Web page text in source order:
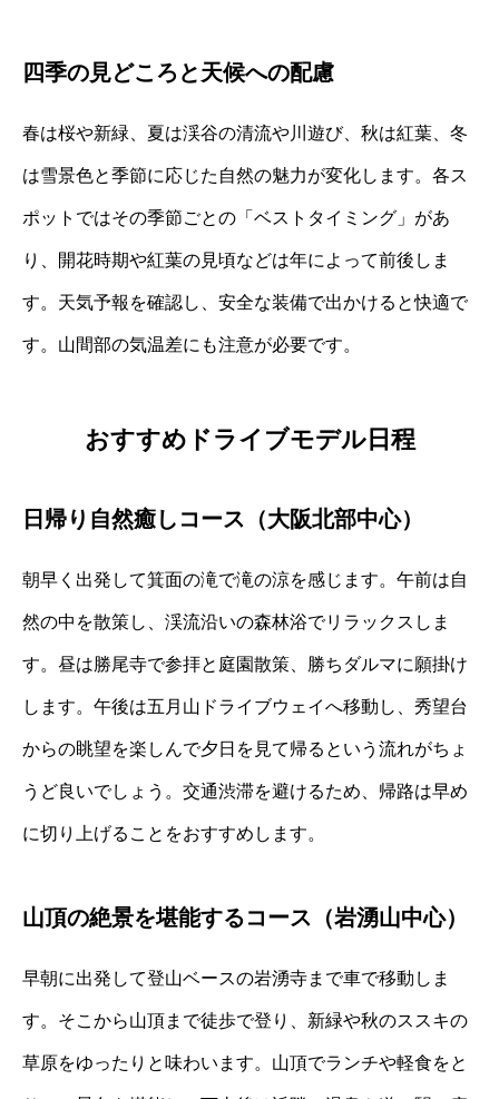
四季の見どころと天候への配慮
春は桜や新緑、夏は渓谷の清流や川遊び、秋は紅葉、冬
は雪景色と季節に応じた自然の魅力が変化します。各ス
ポットではその季節ごとの「ベストタイミング」があ
り、開花時期や紅葉の見頃などは年によって前後しま
す。天気予報を確認し、安全な装備で出かけると快適で
す。山間部の気温差にも注意が必要です。
おすすめドライブモデル日程
日帰り自然癒しコース（大阪北部中心）
朝早く出発して箕面の滝で滝の涼を感じます。午前は自
然の中を散策し、渓流沿いの森林浴でリラックスしま
す。昼は勝尾寺で参拝と庭園散策、勝ちダルマに願掛け
します。午後は五月山ドライブウェイへ移動し、秀望台
からの眺望を楽しんで夕日を見て帰るという流れがちょ
うど良いでしょう。交通渋滞を避けるため、帰路は早め
に切り上げることをおすすめします。
山頂の絶景を堪能するコース（岩湧山中心）
早朝に出発して登山ベースの岩湧寺まで車で移動しま
す。そこから山頂まで徒歩で登り、新緑や秋のススキの
草原をゆったりと味わいます。山頂でランチや軽食をと